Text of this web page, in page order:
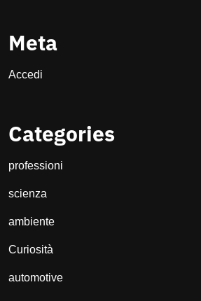
Meta
Accedi
Categories
professioni
scienza
ambiente
Curiosità
automotive